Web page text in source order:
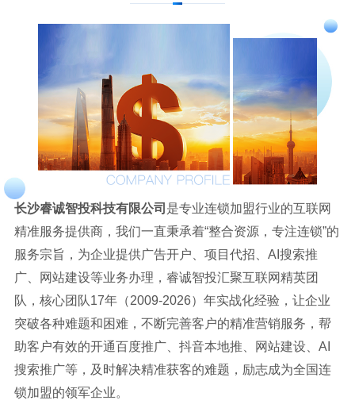
长沙睿诚智投科技有限公司 是专业连锁加盟行业的互联网
精准服务提供商，我们一直秉承着“整合资源，专注连锁”的
服务宗旨，为企业提供广告开户、项目代招、AI搜索推
广、网站建设等业务办理，睿诚智投汇聚互联网精英团
队，核心团队17年（2009-2026）年实战化经验，让企业
突破各种难题和困难，不断完善客户的精准营销服务，帮
助客户有效的开通百度推广、抖音本地推、网站建设、AI
搜索推广等，及时解决精准获客的难题，励志成为全国连
锁加盟的领军企业。